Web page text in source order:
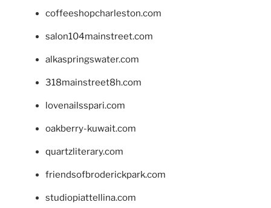
coffeeshopcharleston.com
salon104mainstreet.com
alkaspringswater.com
318mainstreet8h.com
lovenailsspari.com
oakberry-kuwait.com
quartzliterary.com
friendsofbroderickpark.com
studiopiattellina.com